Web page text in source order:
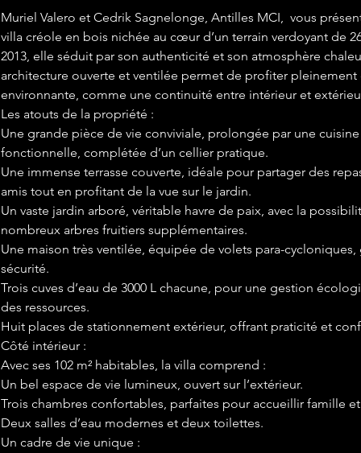
Muriel Valero et Cedrik Sagnelonge, Antilles MCI,  vous
villa créole en bois nichée au cœur d’un terrain verdoyant de
2013, elle séduit par son authenticité et son atmosphère
architecture ouverte et ventilée permet de profiter
environnante, comme une continuité entre intérieur et
Les atouts de la propriété :
Une grande pièce de vie conviviale, prolongée par une
fonctionnelle, complétée d’un cellier pratique.
Une immense terrasse couverte, idéale pour partager des
amis tout en profitant de la vue sur le jardin.
Un vaste jardin arboré, véritable havre de paix, avec la
nombreux arbres fruitiers supplémentaires.
Une maison très ventilée, équipée de volets para-
sécurité.
Trois cuves d’eau de 3000 L chacune, pour une gestion
des ressources.
Huit places de stationnement extérieur, offrant praticité et
Côté intérieur :
Avec ses 102 m² habitables, la villa comprend :
Un bel espace de vie lumineux, ouvert sur l’extérieur.
Trois chambres confortables, parfaites pour accueillir famille
Deux salles d’eau modernes et deux toilettes.
Un cadre de vie unique :